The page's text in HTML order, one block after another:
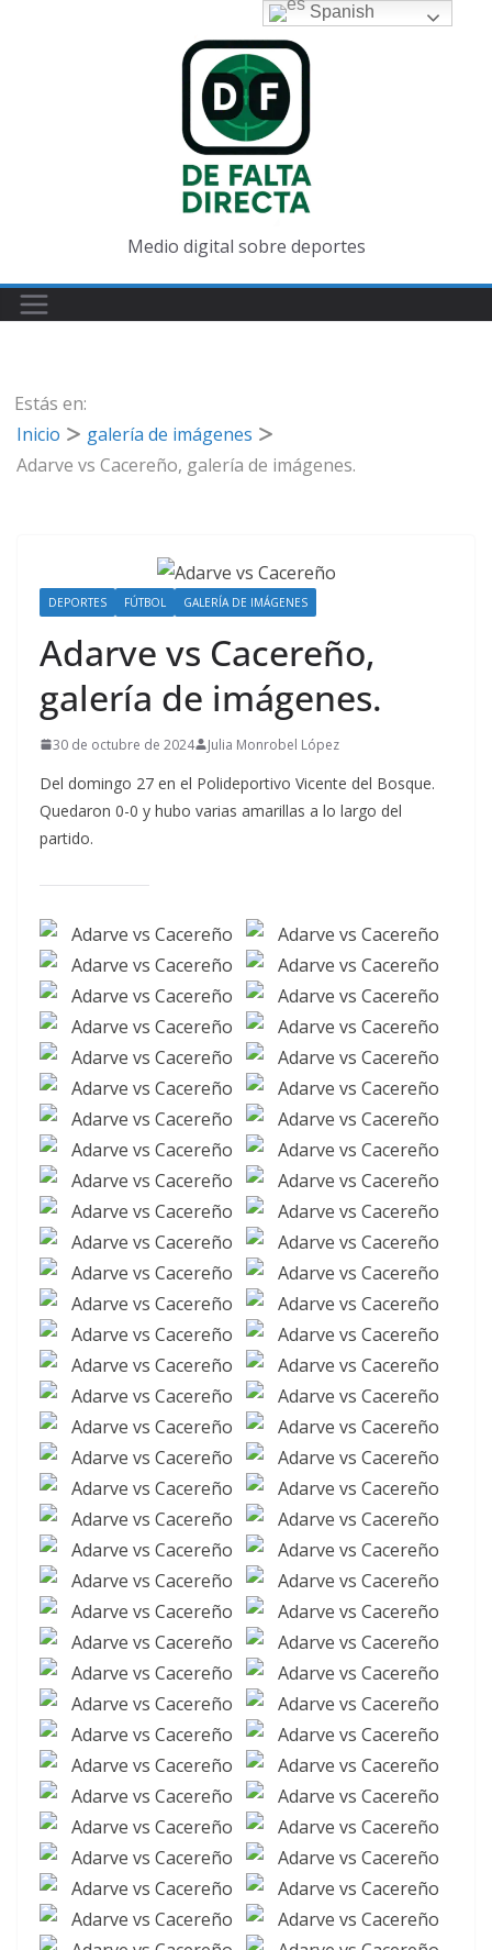
Medio digital sobre deportes
Estás en:
Inicio
galería de imágenes
Adarve vs Cacereño, galería de imágenes.
DEPORTES FÚTBOL GALERÍA DE IMÁGENES
Adarve vs Cacereño,
galería de imágenes.
30 de octubre de 2024 Julia Monrobel López
Del domingo 27 en el Polideportivo Vicente del Bosque.
Quedaron 0-0 y hubo varias amarillas a lo largo del
partido.
Spanish